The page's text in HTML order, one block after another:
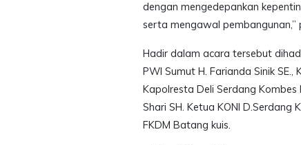
dengan mengedepankan
serta mengawal pembangunan,”
Hadir dalam acara tersebut
PWI Sumut H. Farianda Sinik
Kapolresta Deli Serdang Kombes
Shari SH. Ketua KONI D.Serdang
FKDM Batang kuis.